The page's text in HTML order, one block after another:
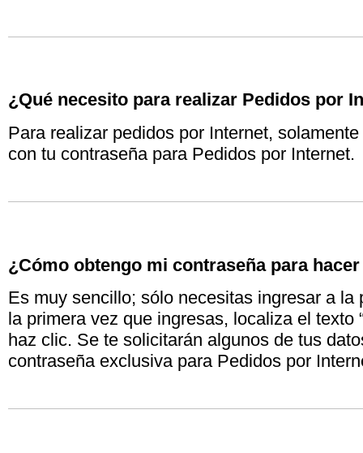
¿Qué necesito para realizar Pedidos por
Para realizar pedidos por Internet,
con tu contraseña para Pedidos por Internet.
¿Cómo obtengo mi contraseña para
Es muy sencillo; sólo necesitas ingresar a
la primera vez que ingresas, localiza el texto
haz clic. Se te solicitarán algunos de tus
contraseña exclusiva para Pedidos por